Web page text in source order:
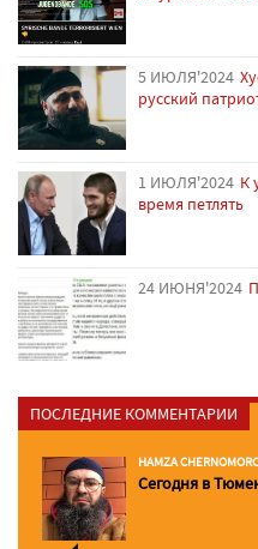
5 ИЮЛЯ'2024
русский
1 ИЮЛЯ'2024 К
время петлять
24 ИЮНЯ'2024
ПОСЛЕДНИЕ КОММЕНТАРИИ
HAMZA
Сегодня в